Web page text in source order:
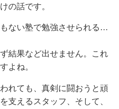
の話です。
ない塾で勉強させられる…
結果など出せません。これ
よね。
れても、真剣に闘おうと頑
支えるスタッフ、そして、